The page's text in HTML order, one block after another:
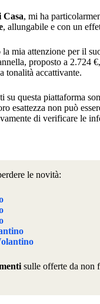
Casa, mi ha
, allungabile e con un
mia attenzione per il
proposto a 2.724
tonalità accattivante.
su questa piattaforma
esattezza non può
di verificare le
le novità:
sulle offerte da non